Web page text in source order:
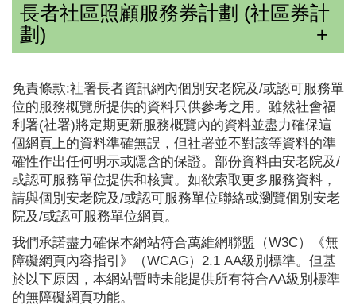
長者社區照顧服務券計劃 (社區券計
劃)
免責條款:社署長者資訊網內個別安老院及/或認可服務單
位的服務概覽所提供的資料只供參考之用。雖然社會福
利署(社署)將定期更新服務概覽內的資料並盡力確保這
個網頁上的資料準確無誤，但社署並不對該等資料的準
確性作出任何明示或隱含的保證。部份資料由安老院及/
或認可服務單位提供和核實。如欲索取更多服務資料，
請與個別安老院及/或認可服務單位聯絡或瀏覽個別安老
院及/或認可服務單位網頁。
我們承諾盡力確保本網站符合萬維網聯盟（W3C）《無
障礙網頁內容指引》（WCAG）2.1 AA級別標準。但基
於以下原因，本網站暫時未能提供所有符合AA級別標準
的無障礙網頁功能。